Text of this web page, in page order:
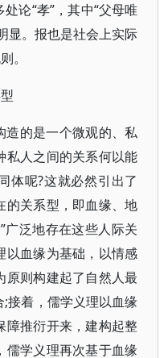
论“孝”，其中“父母唯
显。报也是社会上实际
。
造的是一个微观的、私
私人之间的关系何以能
体呢?这就必然引出了
的关系型，即血缘、地
广泛地存在这些人际关
以血缘为基础，以情感
原则构建起了自然人最
接着，儒学义理以血缘
障推衍开来，建构起整
儒学义理再次基于血缘